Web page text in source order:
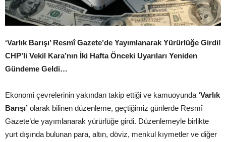
‘Varlık Barışı’ Resmî Gazete’de Yayımlanarak Yürürlüğe Girdi!
CHP’li Vekil Kara’nın İki Hafta Önceki Uyarıları Yeniden
Gündeme Geldi…
Ekonomi çevrelerinin yakından takip ettiği ve kamuoyunda ‘Varlık
Barışı’ olarak bilinen düzenleme, geçtiğimiz günlerde Resmî
Gazete’de yayımlanarak yürürlüğe girdi. Düzenlemeyle birlikte
yurt dışında bulunan para, altın, döviz, menkul kıymetler ve diğer